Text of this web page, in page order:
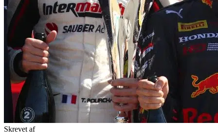
Skrevet af